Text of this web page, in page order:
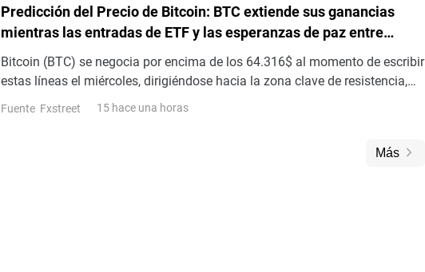
Predicción del Precio de Bitcoin: BTC extiende sus ganancias
mientras las entradas de ETF y las esperanzas de paz entre
EE.UU. e Irán alivian los temores del mercado
Bitcoin (BTC) se negocia por encima de los 64.316$ al momento de escribir
estas líneas el miércoles, dirigiéndose hacia la zona clave de resistencia,
donde una ruptura sugiere más ganancias.
Fuente Fxstreet 15 hace una horas
Más